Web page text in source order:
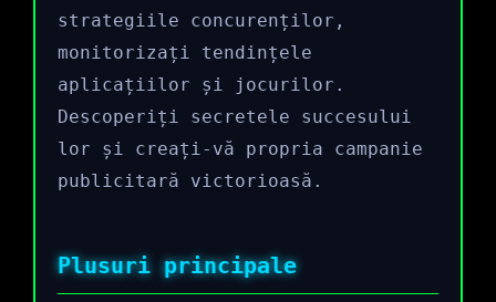
strategiile concurenților,
monitorizați tendințele
aplicațiilor și jocurilor.
Descoperiți secretele succesului
lor și creați-vă propria campanie
publicitară victorioasă.
Plusuri principale